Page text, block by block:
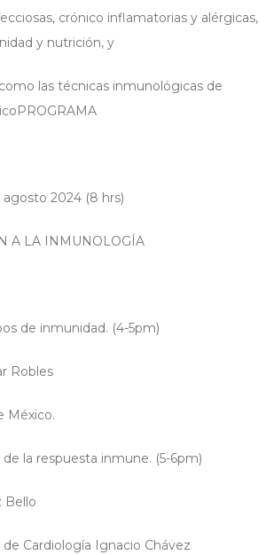
crónico inflamatorias y alérgicas,
y nutrición, y
las técnicas inmunológicas de
agosto 2024 (8 hrs)
A LA INMUNOLOGÍA
de inmunidad. (4-5pm)
Robles
México.
de la respuesta inmune. (5-6pm)
Bello
Cardiología Ignacio Chávez